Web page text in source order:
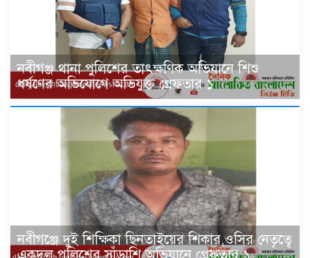
নবীগঞ্জ থানা পুলিশের তাৎক্ষণিক অভিযানে শিশু
ধর্ষণের অভিযোগে অভিযুক্ত গ্রেফতার ১
নবীগঞ্জে দুই শিক্ষিকা ছিনতাইয়ের শিকার,ওসির নেতৃত্বে